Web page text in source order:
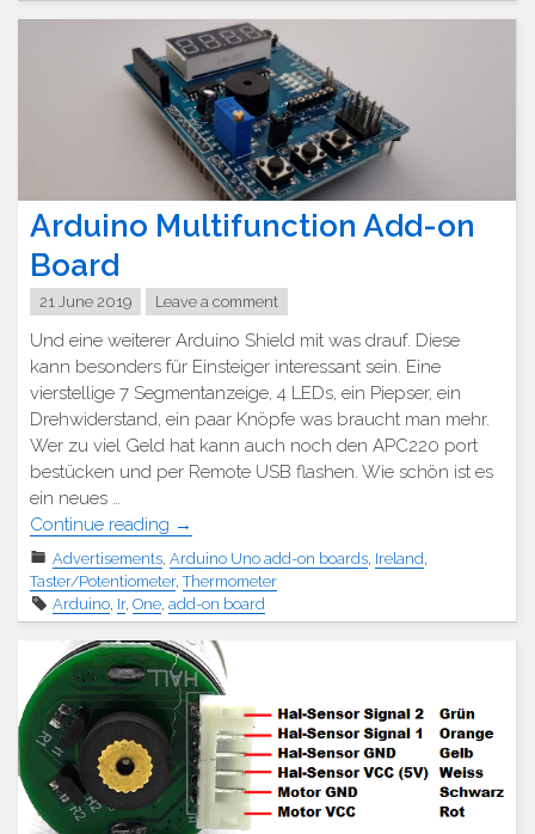
Arduino Multifunction Add-on
Board
21 June 2019 Leave a comment
Und eine weiterer Arduino Shield mit was drauf. Diese
kann besonders für Einsteiger interessant sein. Eine
vierstellige 7 Segmentanzeige, 4 LEDs, ein Piepser, ein
Drehwiderstand, ein paar Knöpfe was braucht man mehr.
Wer zu viel Geld hat kann auch noch den APC220 port
bestücken und per Remote USB flashen. Wie schön ist es
ein neues …
Continue reading "Arduino
Multifunktions
Zusatzplatine"
→
Advertisements, Arduino Uno add-on boards, Ireland,
Taster/Potentiometer,Thermometer
Arduino, Ir, One, add-on board